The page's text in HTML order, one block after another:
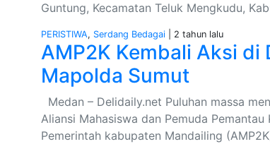
Guntung, Kecamatan Teluk Mengkudu,
PERISTIWA, Serdang Bedagai | 2 tahun lalu
AMP2K Kembali Aksi di
Mapolda Sumut
Medan – Delidaily.net Puluhan massa
Aliansi Mahasiswa dan Pemuda Pemantau
Pemerintah kabupaten Mandailing